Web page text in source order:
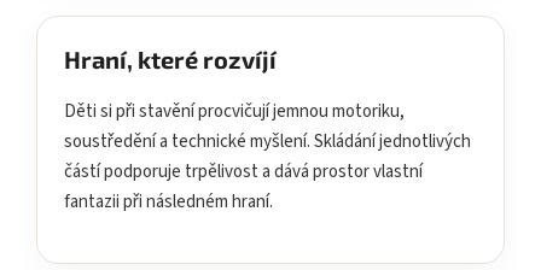
Hraní, které rozvíjí
Děti si při stavění procvičují jemnou motoriku,
soustředění a technické myšlení. Skládání jednotlivých
částí podporuje trpělivost a dává prostor vlastní
fantazii při následném hraní.